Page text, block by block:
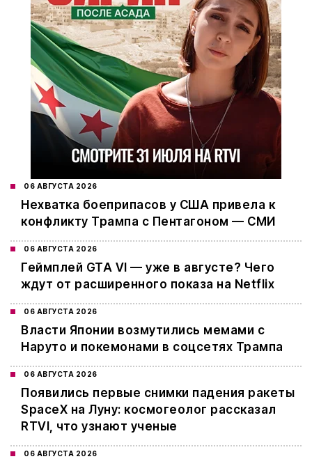
06 АВГУСТА 2026
Нехватка боеприпасов у США привела к
конфликту Трампа с Пентагоном — СМИ
06 АВГУСТА 2026
Геймплей GTA VI — уже в августе? Чего
ждут от расширенного показа на Netflix
06 АВГУСТА 2026
Власти Японии возмутились мемами с
Наруто и покемонами в соцсетях Трампа
06 АВГУСТА 2026
Появились первые снимки падения ракеты
SpaceX на Луну: космогеолог рассказал
RTVI, что узнают ученые
06 АВГУСТА 2026